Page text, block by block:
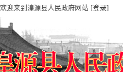
欢迎来到湟源县人民政府网站 [登录]